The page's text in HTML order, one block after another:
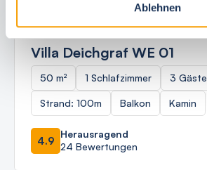
Ablehnen
Ostseebad Börgerende
Villa Deichgraf WE 01
50 m² 1 Schlafzimmer 3 Gäste
Strand: 100m Balkon Kamin
4.9
Herausragend
24 Bewertungen